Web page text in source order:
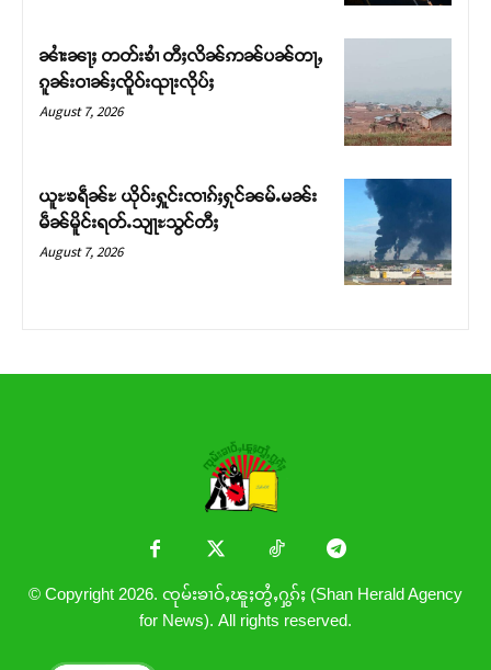
တႃႇႁႂ်ႈသဵင်ၵၢင်ၸႂ်ၵူၼ်းမိူင်း ၵူႈတီႈၵူႈလႅၼ်ပေႃးတေၸွ
တ်ႇ တူဝ်ႈလုမ်ႈၾႃႉၼၼ်ႉ ၶဝ်ႈႁူမ်ႈၵမ်ႉထႅမ် ၸုမ်းၶၢ
ဝ်ႇၽူႈတွႆႇႁွၵ်ႈ လႆႈယူႇၶႃႈဢေႃႈ။
ၼၢႆးၼႃႈ တတ်းၶၢႆ တီႈလိၼ်ဢၼ်ပၼ်တႃႇ
ၵူၼ်းဝၢၼ်ႈၸိူဝ်းၺႃးလိုပ်ႈ
August 7, 2026
ယူႊၶရဵၼ်ႊ ယိုဝ်းႁူင်းၸၢၵ်ႈႁုင်ၼမ်ႉမၼ်း
မဵၼ်မိူင်းရတ်ႉသျႃႊသွင်တီႈ
August 7, 2026
© Copyright 2026. ၸုမ်းၶၢဝ်ႇၽူႈတွႆႇႁွၵ်ႈ (Shan Herald Agency
for News). All rights reserved.